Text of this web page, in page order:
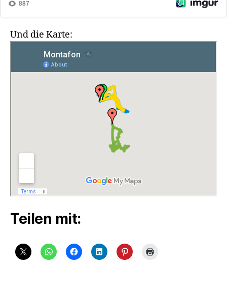
Und die Karte:
Teilen mit: